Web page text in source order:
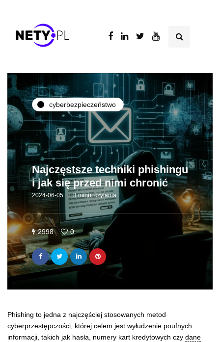
cyberbezpieczeństwo
Najczęstsze techniki phishingu
i jak się przed nimi chronić
2024-06-05 3 minut czytania
2998 0
Phishing to jedna z najczęściej stosowanych metod
cyberprzestępczości, której celem jest wyłudzenie poufnych
informacji, takich jak hasła, numery kart kredytowych czy dane